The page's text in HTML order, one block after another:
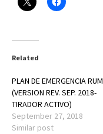
Related
PLAN DE EMERGENCIA RUM
(VERSION REV. SEP. 2018-
TIRADOR ACTIVO)
September 27, 2018
Similar post